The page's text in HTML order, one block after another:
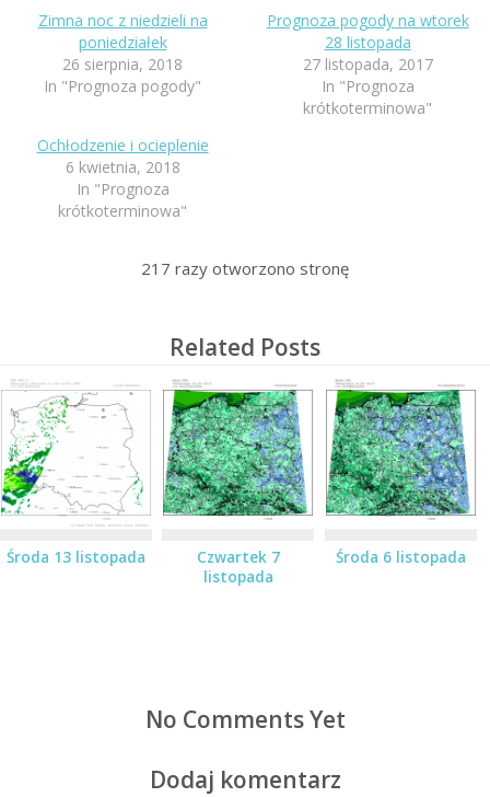
Zimna noc z niedzieli na
poniedziałek
26 sierpnia, 2018
In "Prognoza pogody"
Prognoza pogody na wtorek
28 listopada
27 listopada, 2017
In "Prognoza
krótkoterminowa"
Ochłodzenie i ocieplenie
6 kwietnia, 2018
In "Prognoza
krótkoterminowa"
217 razy otworzono stronę
Related Posts
Środa 13 listopada
Czwartek 7
listopada
Środa 6 listopada
No Comments Yet
Dodaj komentarz